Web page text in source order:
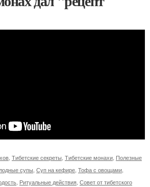
, Тибетские секреты, Тибетские монахи, Полезные
супы, Суп на кефире, Тофа с овощами,
, Ритуальные действия, Совет от тибетского